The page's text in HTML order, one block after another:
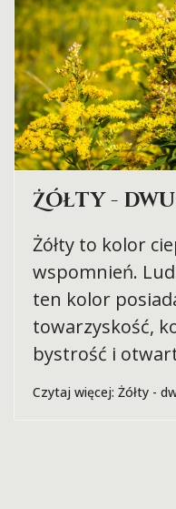
Żółty -
Żółty to kolor
wspomnień.
ten kolor
towarzyskość,
bystrość i
Czytaj więcej: Żółty -